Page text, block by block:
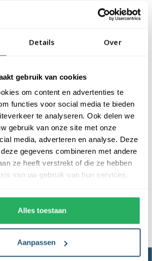
Details Over
gebruik van cookies
om content en advertenties te
functies voor social media te bieden
te analyseren. Ook delen we
gebruik van onze site met onze
media, adverteren en analyse. Deze
gegevens combineren met andere
ze heeft verstrekt of die ze hebben
van uw gebruik van hun services.
Alles toestaan
Aanpassen
Alles over deze traditie
ik voor mijn bedrukte vlaggen?
uit vandaag?
Pride vlag uit?